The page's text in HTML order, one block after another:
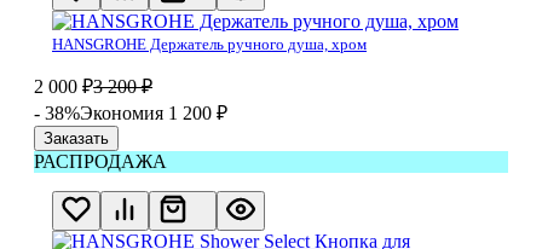
HANSGROHE Держатель ручного душа, хром
2 000 ₽3 200 ₽
- 38%Экономия 1 200 ₽
Заказать
РАСПРОДАЖА